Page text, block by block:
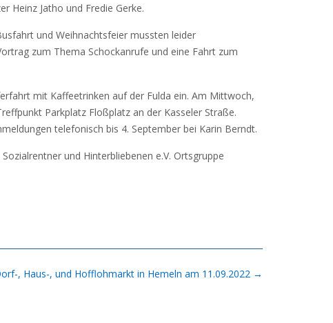
Heinz Jatho und Fredie Gerke.
und Weihnachtsfeier mussten leider
zum Thema Schockanrufe und eine Fahrt zum
mit Kaffeetrinken auf der Fulda ein. Am Mittwoch,
Parkplatz Floßplatz an der Kasseler Straße.
telefonisch bis 4. September bei Karin Berndt.
und Hinterbliebenen e.V. Ortsgruppe
, Haus-, und Hofflohmarkt in Hemeln am 11.09.2022 →